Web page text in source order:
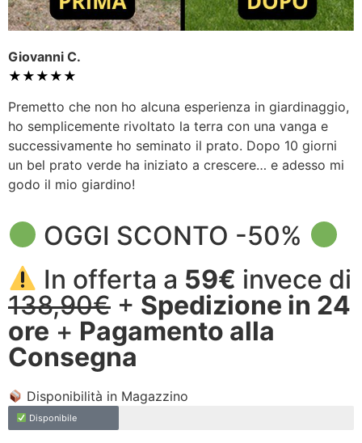
Giovanni C.
★★★★★
Premetto che non ho alcuna esperienza in giardinaggio,
ho semplicemente rivoltato la terra con una vanga e
successivamente ho seminato il prato. Dopo 10 giorni
un bel prato verde ha iniziato a crescere… e adesso mi
godo il mio giardino!
OGGI SCONTO -50%
In offerta a 59€ invece di
138,90€ + Spedizione in 24
ore + Pagamento alla
Consegna
Disponibilità in Magazzino
Disponibile